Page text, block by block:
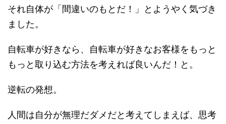
それ自体が「間違いのもとだ！」とようやく気づき
ました。
自転車が好きなら、自転車が好きなお客様をもっと
もっと取り込む方法を考えれば良いんだ！と。
逆転の発想。
人間は自分が無理だダメだと考えてしまえば、思考